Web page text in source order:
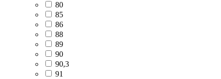
80
85
86
88
89
90
90,3
91